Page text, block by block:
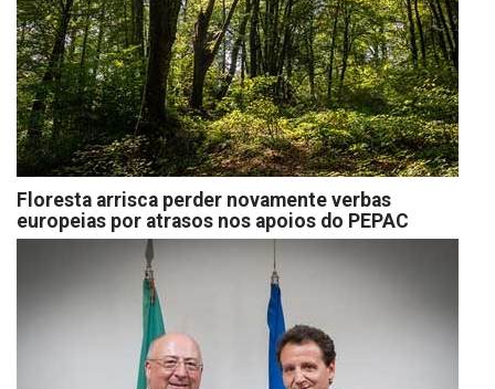
Floresta arrisca perder novamente verbas
europeias por atrasos nos apoios do PEPAC